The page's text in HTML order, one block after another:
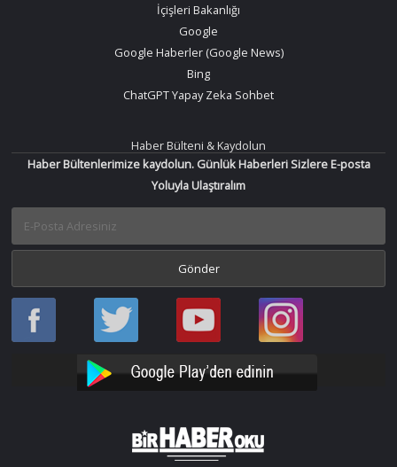
İçişleri Bakanlığı
Google
Google Haberler (Google News)
Bing
ChatGPT Yapay Zeka Sohbet
Haber Bülteni & Kaydolun
Haber Bültenlerimize kaydolun. Günlük Haberleri Sizlere E-posta
Yoluyla Ulaştıralım
Haber
Oku
Haber
Oku
Bir
Haber
YouTube
Bir
Haber
Instagram